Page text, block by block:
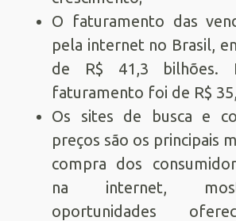
O faturamento das
pela internet no Brasil,
de R$ 41,3 bilhões.
faturamento foi de R$
Os sites de busca e
preços são os principais
compra dos
na internet,
oportunidades